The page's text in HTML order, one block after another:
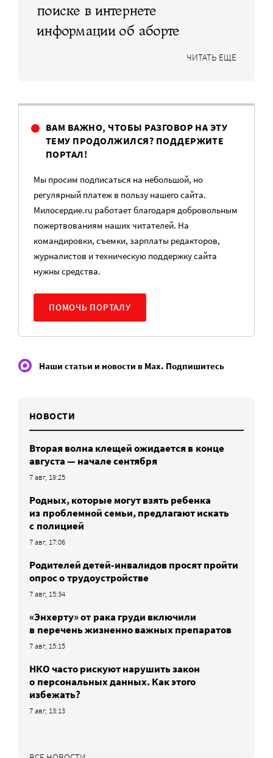
поиске в интернете
информации об аборте
ЧИТАТЬ ЕЩЕ
ВАМ ВАЖНО, ЧТОБЫ РАЗГОВОР НА ЭТУ
ТЕМУ ПРОДОЛЖИЛСЯ? ПОДДЕРЖИТЕ
ПОРТАЛ!
Мы просим подписаться на небольшой, но
регулярный платеж в пользу нашего сайта.
Милосердие.ru работает благодаря добровольным
пожертвованиям наших читателей. На
командировки, съемки, зарплаты редакторов,
журналистов и техническую поддержку сайта
нужны средства.
ПОМОЧЬ ПОРТАЛУ
Наши статьи и новости в Max. Подпишитесь
НОВОСТИ
Вторая волна клещей ожидается в конце
августа — начале сентября
7 авг, 19:25
Родных, которые могут взять ребенка
из проблемной семьи, предлагают искать
с полицией
7 авг, 17:06
Родителей детей-инвалидов просят пройти
опрос о трудоустройстве
7 авг, 15:34
«Энхерту» от рака груди включили
в перечень жизненно важных препаратов
7 авг, 15:15
НКО часто рискуют нарушить закон
о персональных данных. Как этого
избежать?
7 авг, 13:13